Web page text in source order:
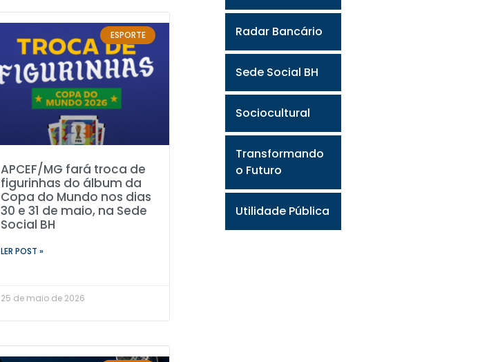
ESPORTE
APCEF/MG fará troca de
figurinhas do álbum da
Copa do Mundo nos dias
30 e 31 de maio, na Sede
Social BH
LER POST »
25 de maio de 2026
Radar Bancário
Sede Social BH
Sociocultural
Transformando
o Futuro
Utilidade Pública